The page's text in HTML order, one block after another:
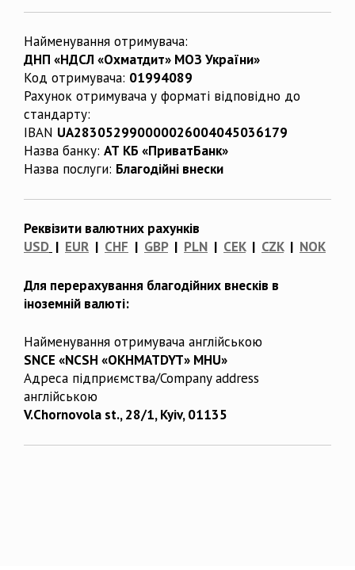
Найменування отримувача:
ДНП «НДСЛ «Охматдит» МОЗ України»
Код отримувача: 01994089
Рахунок отримувача у форматі відповідно до
стандарту:
IBAN UA283052990000026004045036179
Назва банку: АТ КБ «ПриватБанк»
Назва послуги: Благодійні внески
Реквізити валютних рахунків
USD | EUR | CHF | GBP| PLN | CEK| CZK| NOK
Для перерахування благодійних внесків в
іноземній валюті:
Найменування отримувача англійською
SNCE «NCSH «OKHMATDYT» MHU»
Адреса підприємства/Company address
англійською
V.Chornovola st., 28/1, Kyiv, 01135